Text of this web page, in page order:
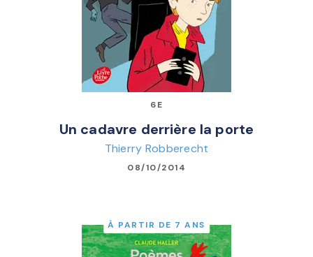
6E
Un cadavre derrière la porte
Thierry Robberecht
08/10/2014
À PARTIR DE 7 ANS